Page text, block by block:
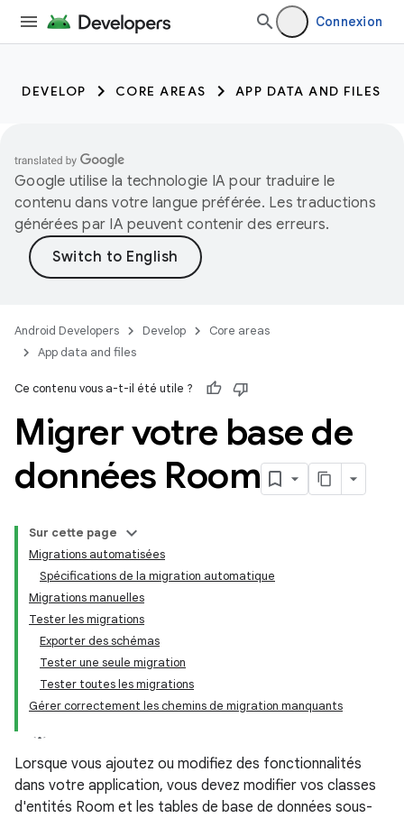
Connexion
DEVELOP CORE AREAS APP DATA AND FILES
Google utilise la technologie IA pour traduire le
contenu dans votre langue préférée. Les traductions
générées par IA peuvent contenir des erreurs.
Android Developers Develop
Core areas
App data and files
Ce contenu vous a-t-il été utile ?
Migrer votre base de
données Room
Sur cette page
Migrations automatisées
Spécifications de la migration automatique
Migrations manuelles
Tester les migrations
Exporter des schémas
Tester une seule migration
Tester toutes les migrations
Gérer correctement les chemins de migration manquants
Lorsque vous ajoutez ou modifiez des fonctionnalités
dans votre application, vous devez modifier vos classes
d'entités Room et les tables de base de données sous-